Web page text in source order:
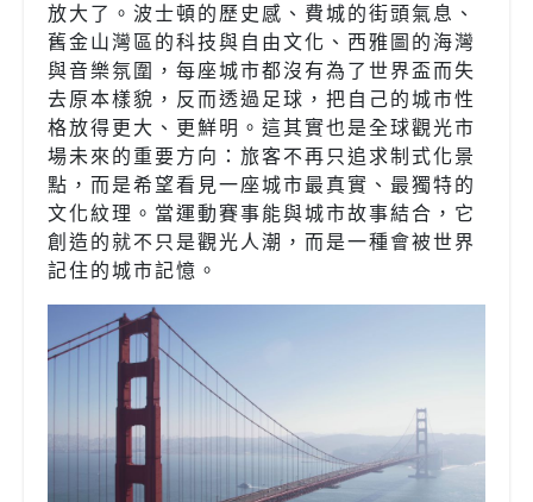
放大了。波士頓的歷史感、費城的街頭氣息、
舊金山灣區的科技與自由文化、西雅圖的海灣
與音樂氛圍，每座城市都沒有為了世界盃而失
去原本樣貌，反而透過足球，把自己的城市性
格放得更大、更鮮明。這其實也是全球觀光市
場未來的重要方向：旅客不再只追求制式化景
點，而是希望看見一座城市最真實、最獨特的
文化紋理。當運動賽事能與城市故事結合，它
創造的就不只是觀光人潮，而是一種會被世界
記住的城市記憶。